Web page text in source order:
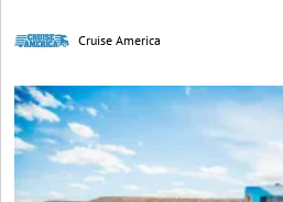
Cruise America